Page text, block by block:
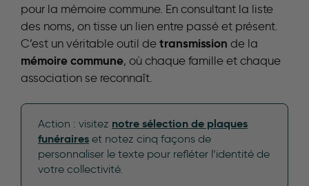
pour la mémoire commune. En consultant la liste
des noms, on tisse un lien entre passé et présent.
C’est un véritable outil de transmission de la
mémoire commune, où chaque famille et chaque
association se reconnaît.
Action : visitez notre sélection de plaques
funéraires et notez cinq façons de
personnaliser le texte pour refléter l’identité de
votre collectivité.